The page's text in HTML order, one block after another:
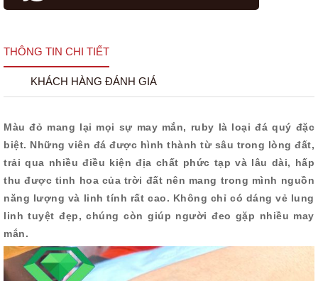
THÔNG TIN CHI TIẾT
KHÁCH HÀNG ĐÁNH GIÁ
Màu đỏ mang lại mọi sự may mắn, ruby là loại đá quý đặc
biệt. Những viên đá được hình thành từ sâu trong lòng đất,
trải qua nhiều điều kiện địa chất phức tạp và lâu dài, hấp
thu được tinh hoa của trời đất nên mang trong mình nguồn
năng lượng và linh tính rất cao. Không chỉ có dáng vẻ lung
linh tuyệt đẹp, chúng còn giúp người đeo gặp nhiều may
mắn.